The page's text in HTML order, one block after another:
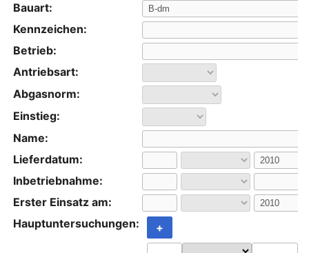
Bauart:
Kennzeichen:
Betrieb:
Antriebsart:
Abgasnorm:
Einstieg:
Name:
Lieferdatum:
Inbetriebnahme:
Erster Einsatz am:
Hauptuntersuchungen:
+